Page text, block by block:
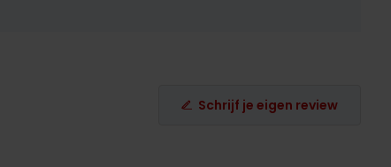
Schrijf je eigen review